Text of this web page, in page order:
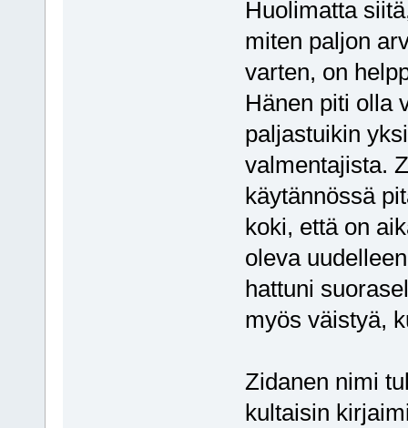
Huolimatta
miten paljon
varten, on
Hänen piti olla
paljastuikin
valmentajista.
käytännössä
koki, että on
oleva
hattuni
myös väistyä,
Zidanen nimi
kultaisin